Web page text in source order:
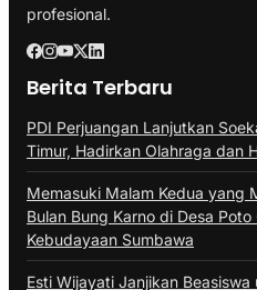
profesional.
Berita Terbaru
PDI Perjuangan Lanjutkan
Timur, Hadirkan Olahraga dan
Memasuki Malam Kedua yang
Bulan Bung Karno di Desa
Kebudayaan Sumbawa
Esti Wijayati Janjikan